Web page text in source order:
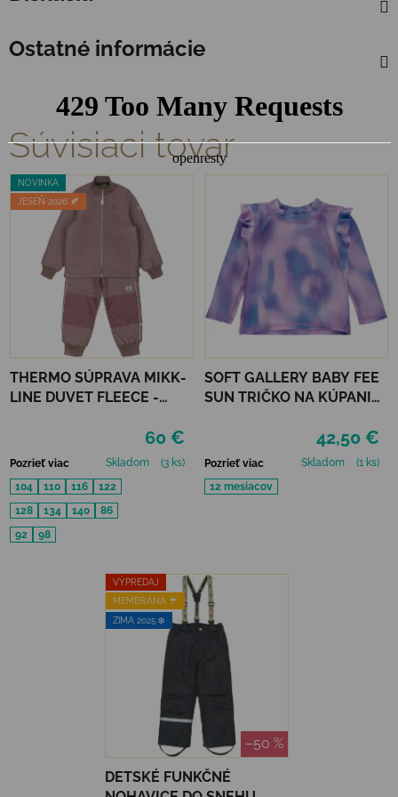
Ostatné informácie
Súvisiaci tovar
NOVINKA
JESEŇ 2026 🍂
THERMO SÚPRAVA MIKK-
LINE DUVET FLEECE -
60 €
Pozrieť viac Skladom
(3 ks)
104
110 116
122
128
134 140
86
92
98
SOFT GALLERY BABY FEE
SUN TRIČKO NA KÚPANIE
42,50 €
Pozrieť viac Skladom
(1 ks)
12 mesiacov
VÝPREDAJ
MEMBRÁNA ☔️
ZIMA 2025 ❄️
–50 %
DETSKÉ FUNKČNÉ